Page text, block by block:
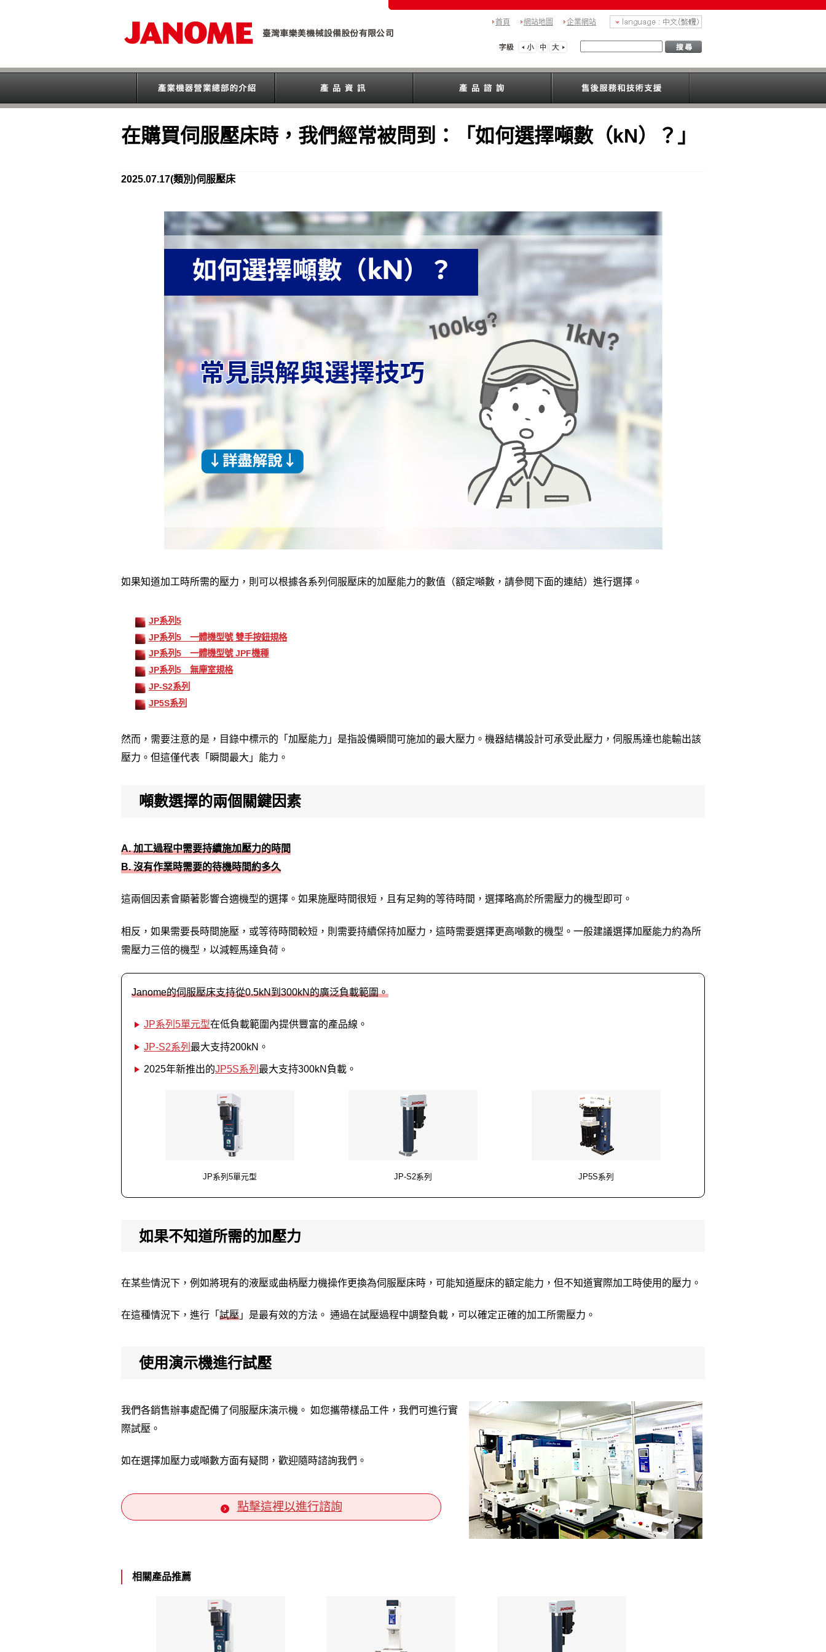
首頁 網站地圖 企業網站
在購買伺服壓床時，我們經常被問到：「如何選擇噸數（kN）？」
2025.07.17(類別)伺服壓床
如果知道加工時所需的壓力，則可以根據各系列伺服壓床的加壓能力的數值（額定噸數，請參閱下面的連結）進行選擇。
JP系列5
JP系列5 一體機型號 雙手按鈕規格
JP系列5 一體機型號 JPF機種
JP系列5 無塵室規格
JP-S2系列
JP5S系列
然而，需要注意的是，目錄中標示的「加壓能力」是指設備瞬間可施加的最大壓力。機器結構設計可承受此壓力，伺服馬達也能輸出該
壓力。但這僅代表「瞬間最大」能力。
噸數選擇的兩個關鍵因素
A. 加工過程中需要持續施加壓力的時間
B. 沒有作業時需要的待機時間約多久
這兩個因素會顯著影響合適機型的選擇。如果施壓時間很短，且有足夠的等待時間，選擇略高於所需壓力的機型即可。
相反，如果需要長時間施壓，或等待時間較短，則需要持續保持加壓力，這時需要選擇更高噸數的機型。一般建議選擇加壓能力約為所
需壓力三倍的機型，以減輕馬達負荷。
Janome的伺服壓床支持從0.5kN到300kN的廣泛負載範圍。
JP系列5單元型在低負載範圍內提供豐富的產品線。
JP-S2系列 最大支持200kN。
2025年新推出的JP5S系列 最大支持300kN負載。
JP系列5單元型 JP-S2系列 JP5S系列
如果不知道所需的加壓力
在某些情況下，例如將現有的液壓或曲柄壓力機操作更換為伺服壓床時，可能知道壓床的額定能力，但不知道實際加工時使用的壓力。
在這種情況下，進行「 試壓 」是最有效的方法。 通過在試壓過程中調整負載，可以確定正確的加工所需壓力。
使用演示機進行試壓
我們各銷售辦事處配備了伺服壓床演示機。 如您攜帶樣品工件，我們可進行實
際試壓。
如在選擇加壓力或噸數方面有疑問，歡迎隨時諮詢我們。
點擊這裡以進行諮詢
相關產品推薦